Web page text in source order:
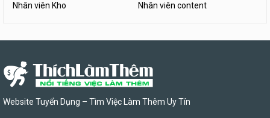
Nhân viên Kho
Nhân viên content
Website Tuyển Dụng – Tìm Việc Làm Thêm Uy Tín